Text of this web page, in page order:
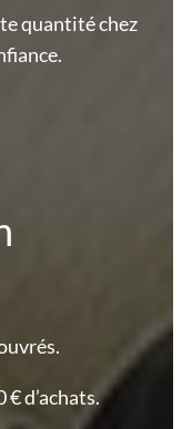
quantité chez
d’achats.